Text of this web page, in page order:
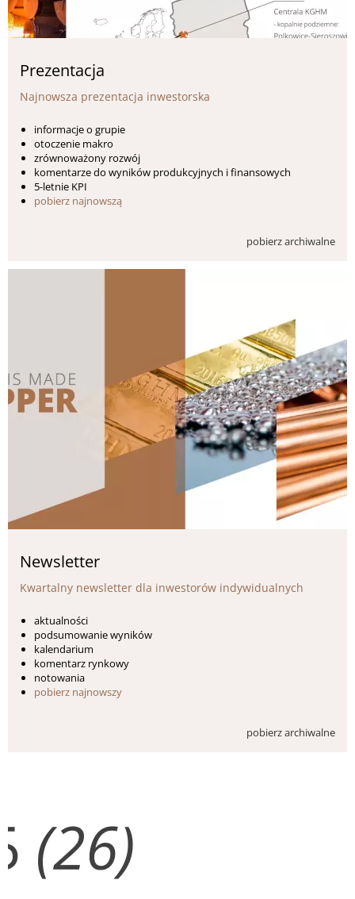
Prezentacja
Najnowsza prezentacja inwestorska
informacje o grupie
otoczenie makro
zrównoważony rozwój
komentarze do wyników produkcyjnych i finansowych
5-letnie KPI
pobierz najnowszą
pobierz archiwalne
Newsletter
Kwartalny newsletter dla inwestorów indywidualnych
aktualności
podsumowanie wyników
kalendarium
komentarz rynkowy
notowania
pobierz najnowszy
pobierz archiwalne